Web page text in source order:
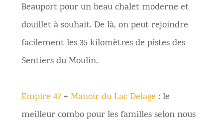
Beauport pour un beau chalet moderne et
douillet à souhait. De là, on peut rejoindre
facilement les 35 kilomètres de pistes des
Sentiers du Moulin.
Empire 47+ Manoir du Lac Delage : le
meilleur combo pour les familles selon nous